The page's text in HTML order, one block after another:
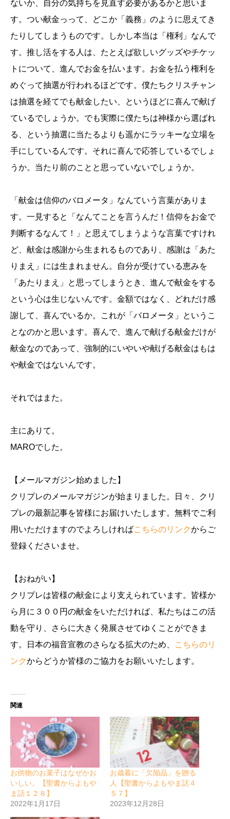
ないか、自分の気持ちを見直す必要があるかと思いま
す。つい献金っって、どこか「義務」のように思えてき
たりしてしまうものです。しかし本当は「権利」なんで
す。推し活をする人は、たとえば欲しいグッズやチケッ
トについて、進んでお金を払います。お金を払う権利を
めぐって抽選が行われるほどです。僕たちクリスチャン
は抽選を経てでも献金したい、というほどに喜んで献げ
ているでしょうか。でも実際に僕たちは神様から選ばれ
る、という抽選に当たるよりも遥かにラッキーな立場を
手にしているんです。それに喜んで応答しているでしょ
うか。当たり前のことと思っていないでしょうか。
「献金は信仰のバロメータ」なんていう言葉がありま
す。一見すると「なんてことを言うんだ！信仰をお金で
判断するなんて！」と思えてしまうような言葉ですけれ
ど、献金は感謝から生まれるものであり、感謝は「あた
りまえ」には生まれません。自分が受けている恵みを
「あたりまえ」と思ってしまうとき、進んで献金をする
という心は生じないんです。金額ではなく、どれだけ感
謝して、喜んでいるか。これが「バロメータ」というこ
となのかと思います。喜んで、進んで献げる献金だけが
献金なのであって、強制的にいやいや献げる献金はもは
や献金ではないんです。
それではまた。
主にありて。
MAROでした。
【メールマガジン始めました】
クリプレのメールマガジンが始まりました。日々、クリ
プレの最新記事を皆様にお届けいたします。無料でご利
用いただけますのでよろしければこちらのリンクからご
登録くださいませ。
【おねがい】
クリプレは皆様の献金により支えられています。皆様か
ら月に３００円の献金をいただければ、私たちはこの活
動を守り、さらに大きく発展させてゆくことができま
す。日本の福音宣教のさらなる拡大のため、
こちらのリ
ンクからどうか皆様のご協力をお願いいたします。
関連
お供物のお菓子はなぜかお
いしい。【聖書からよもや
ま話１２８】
2022年1月17日
お歳暮に「欠陥品」を贈る
人【聖書からよもやま話４
５７】
2023年12月28日